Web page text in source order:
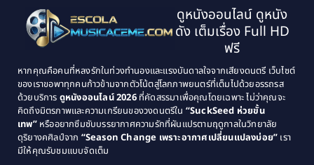
(134)
Classic หนังคลาสสิก(21)
Classic หนังคลาสสิก(25)
Comedy ตลก(46)
Comedy ตลก(515)
1995
1994
1993
1992
1989
1988
1987
1986
1985
1984
1983
1982
ดูหนังออนไลน์ ดูหนัง
ดัง เต็มเรื่อง Full HD
ฟรี
หากคุณคือคนที่หลงรักในท่วงทำนองและแรงบันดาลใจจากเสียงดนตรี เว็บไซต์
ของเราขอพาทุกคนก้าวข้ามจากตัวโน้ตสู่โลกภาพยนตร์ที่เต็มไปด้วยอรรถรส
ด้วยบริการ ดูหนังออนไลน์ 2026ที่คัดสรรมาเพื่อคุณโดยเฉพาะ ไม่ว่าคุณจะ
คิดถึงมิตรภาพและความเกรียนของวงดนตรีใน “SuckSeed ห่วยขั้น
เทพ”หรืออยากซึมซับบรรยากาศความรักที่ผันแปรตามฤดูกาลในวิทยาลัย
ดุริยางคศิลป์จาก “Season Change เพราะอากาศเปลี่ยนแปลงบ่อย” เรา
มีให้คุณรับชมแบบจัดเต็ม